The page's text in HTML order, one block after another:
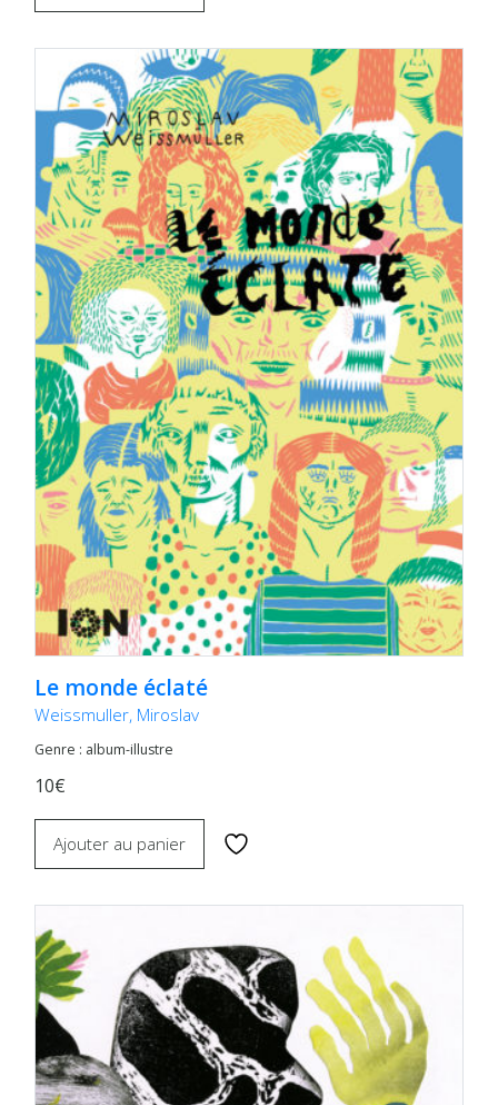
Le monde éclaté
Weissmuller, Miroslav
Genre : album-illustre
10€
Ajouter au panier